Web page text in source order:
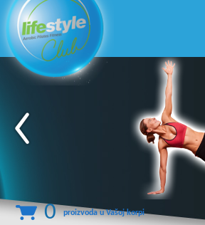
0 proizvoda u Vašoj korpi